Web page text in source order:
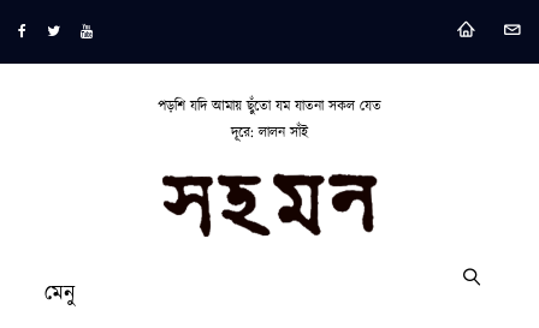
পড়শি যদি আমায় ছুঁতো যম যাতনা সকল যেত
দূরে: লালন সাঁই
মেনু